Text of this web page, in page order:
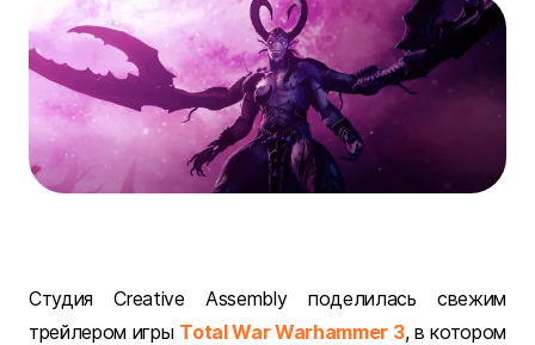
Студия Creative Assembly поделилась свежим
трейлером игры Total War Warhammer 3, в котором